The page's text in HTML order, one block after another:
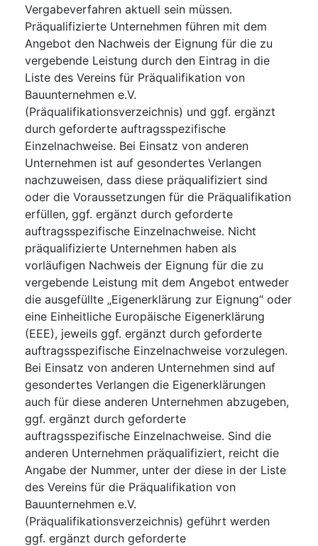
Vergabeverfahren aktuell sein müssen.
Präqualifizierte Unternehmen führen mit dem
Angebot den Nachweis der Eignung für die zu
vergebende Leistung durch den Eintrag in die
Liste des Vereins für Präqualifikation von
Bauunternehmen e.V.
(Präqualifikationsverzeichnis) und ggf. ergänzt
durch geforderte auftragsspezifische
Einzelnachweise. Bei Einsatz von anderen
Unternehmen ist auf gesondertes Verlangen
nachzuweisen, dass diese präqualifiziert sind
oder die Voraussetzungen für die Präqualifikation
erfüllen, ggf. ergänzt durch geforderte
auftragsspezifische Einzelnachweise. Nicht
präqualifizierte Unternehmen haben als
vorläufigen Nachweis der Eignung für die zu
vergebende Leistung mit dem Angebot entweder
die ausgefüllte „Eigenerklärung zur Eignung“ oder
eine Einheitliche Europäische Eigenerklärung
(EEE), jeweils ggf. ergänzt durch geforderte
auftragsspezifische Einzelnachweise vorzulegen.
Bei Einsatz von anderen Unternehmen sind auf
gesondertes Verlangen die Eigenerklärungen
auch für diese anderen Unternehmen abzugeben,
ggf. ergänzt durch geforderte
auftragsspezifische Einzelnachweise. Sind die
anderen Unternehmen präqualifiziert, reicht die
Angabe der Nummer, unter der diese in der Liste
des Vereins für die Präqualifikation von
Bauunternehmen e.V.
(Präqualifikationsverzeichnis) geführt werden
ggf. ergänzt durch geforderte